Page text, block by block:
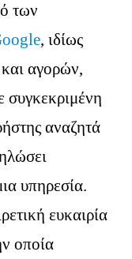
των
, ιδίως
αγορών,
συγκεκριμένη
αναζητά
υπηρεσία.
ευκαιρία
οποία